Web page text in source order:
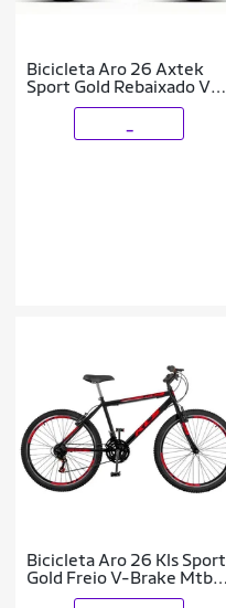
Bicicleta Aro 26 Axtek
Sport Gold Rebaixado V-
Brake Mtb 21V
Bicicleta Aro 26 Kls Sport
Gold Freio V-Brake Mtb
21 Marchas